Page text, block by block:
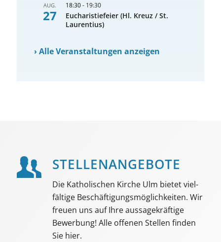
AUG.
27
18:30- 19:30
Eucharistiefeier (Hl. Kreuz / St.
Laurentius)
›Alle Veranstaltungen anzeigen
STELLEN­ANGEBOTE
Die Katholischen Kirche Ulm bietet viel­
fältige Beschäf­tigungs­möglich­keiten. Wir
freuen uns auf Ihre aussage­kräftige
Bewerbung! Alle offenen Stellen finden
Sie hier.